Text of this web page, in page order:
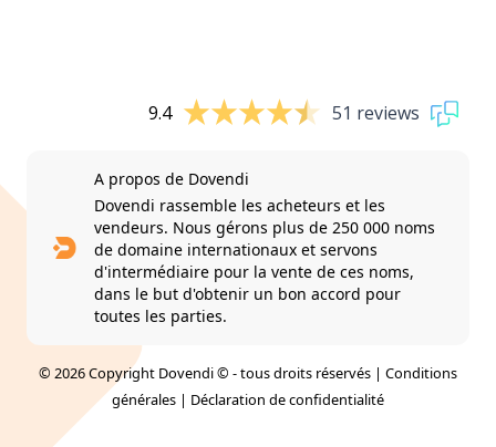
9.4 51 reviews
A propos de Dovendi
Dovendi rassemble les acheteurs et les
vendeurs. Nous gérons plus de 250 000 noms
de domaine internationaux et servons
d'intermédiaire pour la vente de ces noms,
dans le but d'obtenir un bon accord pour
toutes les parties.
© 2026 Copyright Dovendi © - tous droits réservés | Conditions
générales | Déclaration de confidentialité